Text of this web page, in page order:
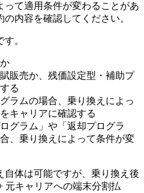
て適用条件が変わることがあ
内容を確認してください。
。
販売か、残価設定型・補助プ
る
ラムの場合、乗り換えによっ
キャリアに確認する
グラム」や「返却プログラ
、乗り換えによって条件が変
体は可能ですが、乗り換え後
元キャリアへの端末分割払